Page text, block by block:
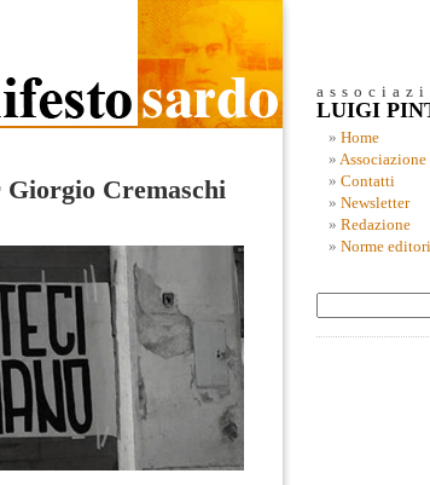
Cremaschi
LUIGI
Home
Associazione
Contatti
Newsletter
Redazione
Norme